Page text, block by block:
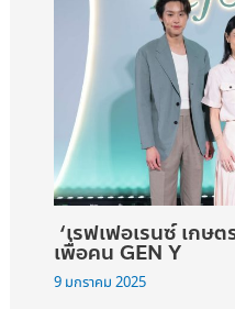
‘เรฟเฟอเรนซ์ เกษ
เพื่อคน GEN Y
9 มกราคม 2025